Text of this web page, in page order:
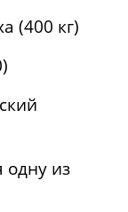
(400 кг)
одну из